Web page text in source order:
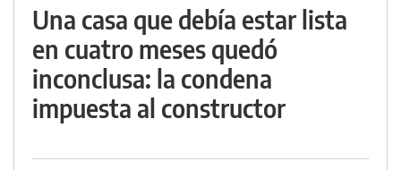
Una casa que debía estar lista
en cuatro meses quedó
inconclusa: la condena
impuesta al constructor